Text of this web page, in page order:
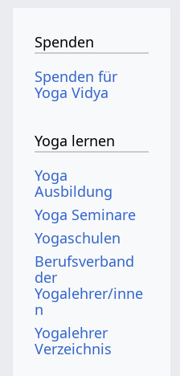
Spenden
Spenden für
Yoga Vidya
Yoga lernen
Yoga
Ausbildung
Yoga Seminare
Yogaschulen
Berufsverband
der
Yogalehrer/inne
n
Yogalehrer
Verzeichnis